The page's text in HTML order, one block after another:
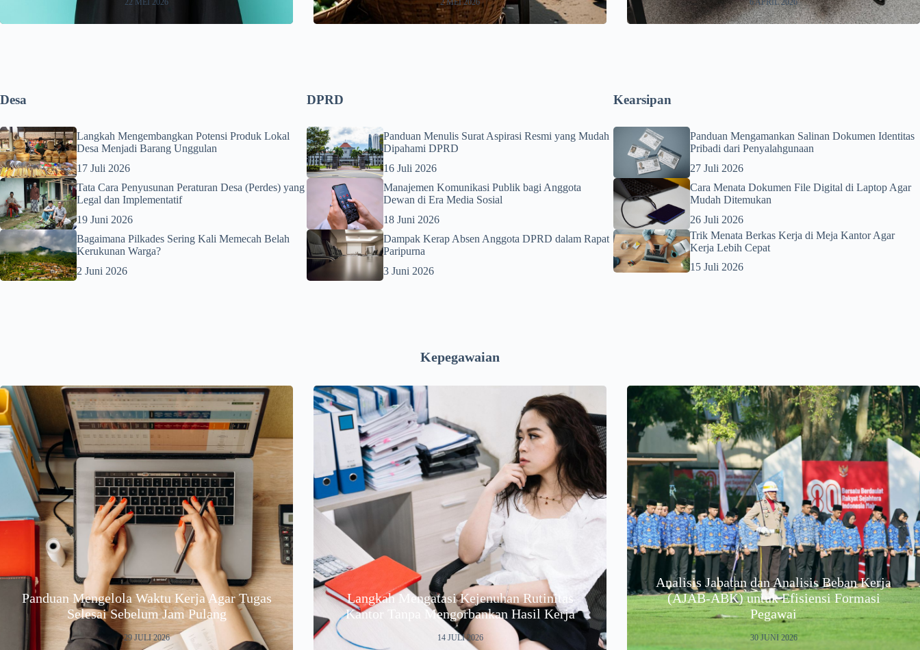
22 MEI 2026 2 MEI 2026 6 APRIL 2026
Desa
Langkah Mengembangkan Potensi Produk Lokal
Desa Menjadi Barang Unggulan
17 Juli 2026
Tata Cara Penyusunan Peraturan Desa (Perdes) yang
Legal dan Implementatif
19 Juni 2026
Bagaimana Pilkades Sering Kali Memecah Belah
Kerukunan Warga?
2 Juni 2026
DPRD
Panduan Menulis Surat Aspirasi Resmi yang Mudah
Dipahami DPRD
16 Juli 2026
Manajemen Komunikasi Publik bagi Anggota
Dewan di Era Media Sosial
18 Juni 2026
Dampak Kerap Absen Anggota DPRD dalam Rapat
Paripurna
3 Juni 2026
Kearsipan
Panduan Mengamankan Salinan Dokumen Identitas
Pribadi dari Penyalahgunaan
27 Juli 2026
Cara Menata Dokumen File Digital di Laptop Agar
Mudah Ditemukan
26 Juli 2026
Trik Menata Berkas Kerja di Meja Kantor Agar
Kerja Lebih Cepat
15 Juli 2026
Kepegawaian
Panduan Mengelola Waktu Kerja Agar Tugas
Selesai Sebelum Jam Pulang
29 JULI 2026
Langkah Mengatasi Kejenuhan Rutinitas
Kantor Tanpa Mengorbankan Hasil Kerja
14 JULI 2026
Analisis Jabatan dan Analisis Beban Kerja
(AJAB-ABK) untuk Efisiensi Formasi
Pegawai
30 JUNI 2026